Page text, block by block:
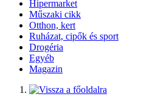
Hipermarket
Műszaki cikk
Otthon, kert
Ruházat, cipők és sport
Drogéria
Egyéb
Magazin